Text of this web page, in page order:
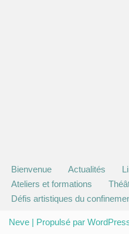
Bienvenue Actualités
Ateliers et formations
Défis artistiques du
Neve | Propulsé par